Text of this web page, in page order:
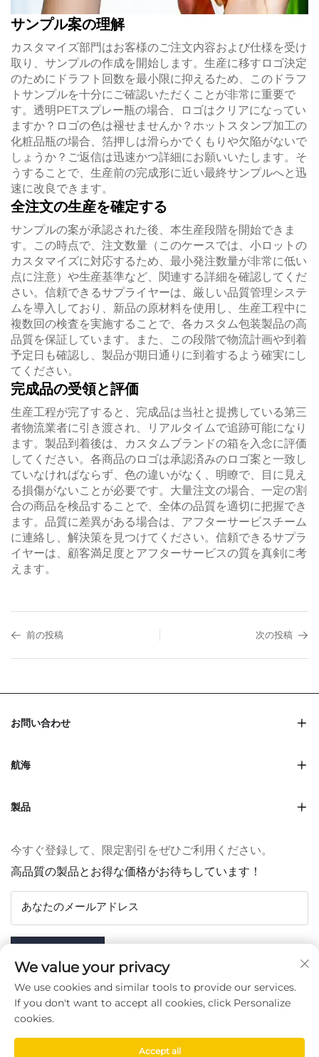
サンプル案の理解
カスタマイズ部門はお客様のご注文内容および仕様を受け
取り、サンプルの作成を開始します。生産に移すロゴ決定
のためにドラフト回数を最小限に抑えるため、このドラフ
トサンプルを十分にご確認いただくことが非常に重要で
す。透明PETスプレー瓶の場合、ロゴはクリアになってい
ますか？ロゴの色は褪せませんか？ホットスタンプ加工の
化粧品瓶の場合、箔押しは滑らかでくもりや欠陥がないで
しょうか？ご返信は迅速かつ詳細にお願いいたします。そ
うすることで、生産前の完成形に近い最終サンプルへと迅
速に改良できます。
全注文の生産を確定する
サンプルの案が承認された後、本生産段階を開始できま
す。この時点で、注文数量（このケースでは、小ロットの
カスタマイズに対応するため、最小発注数量が非常に低い
点に注意）や生産基準など、関連する詳細を確認してくだ
さい。信頼できるサプライヤーは、厳しい品質管理システ
ムを導入しており、新品の原材料を使用し、生産工程中に
複数回の検査を実施することで、各カスタム包装製品の高
品質を保証しています。また、この段階で物流計画や到着
予定日も確認し、製品が期日通りに到着するよう確実にし
てください。
完成品の受領と評価
生産工程が完了すると、完成品は当社と提携している第三
者物流業者に引き渡され、リアルタイムで追跡可能になり
ます。製品到着後は、カスタムブランドの箱を入念に評価
してください。各商品のロゴは承認済みのロゴ案と一致し
ていなければならず、色の違いがなく、明瞭で、目に見え
る損傷がないことが必要です。大量注文の場合、一定の割
合の商品を検品することで、全体の品質を適切に把握でき
ます。品質に差異がある場合は、アフターサービスチーム
に連絡し、解決策を見つけてください。信頼できるサプラ
イヤーは、顧客満足度とアフターサービスの質を真剣に考
えます。
前の投稿 次の投稿
お問い合わせ
航海
製品
今すぐ登録して、限定割引をぜひご利用ください。
高品質の製品とお得な価格がお待ちしています！
あなたのメールアドレス
フォローする
We value your privacy
We use cookies and similar tools to provide our services.
If you don't want to accept all cookies, click Personalize
cookies.
Accept all